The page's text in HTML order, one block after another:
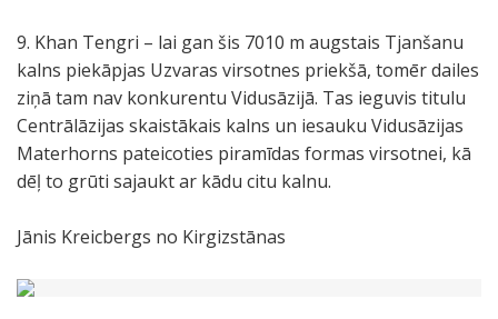
9. Khan Tengri – lai gan šis 7010 m augstais Tjanšanu
kalns piekāpjas Uzvaras virsotnes priekšā, tomēr dailes
ziņā tam nav konkurentu Vidusāzijā. Tas ieguvis titulu
Centrālāzijas skaistākais kalns un iesauku Vidusāzijas
Materhorns pateicoties piramīdas formas virsotnei, kā
dēļ to grūti sajaukt ar kādu citu kalnu.
Jānis Kreicbergs no Kirgizstānas